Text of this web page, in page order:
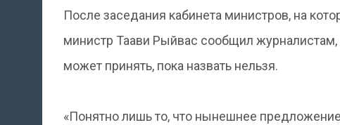
После заседания кабинета министров, на
министр Таави Рыйвас сообщил
может принять, пока назвать нельзя.
«Понятно лишь то, что нынешнее